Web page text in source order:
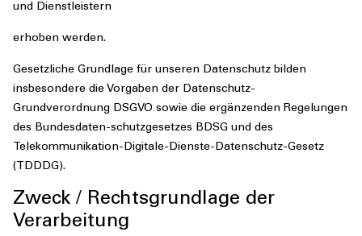
und Dienstleistern
erhoben werden.
Gesetzliche Grundlage für unseren Datenschutz bilden
insbesondere die Vorgaben der Datenschutz-
Grundverordnung DSGVO sowie die ergänzenden Regelungen
des Bundesdaten-schutzgesetzes BDSG und des
Telekommunikation-Digitale-Dienste-Datenschutz-Gesetz
(TDDDG).
Zweck / Rechtsgrundlage der
Verarbeitung